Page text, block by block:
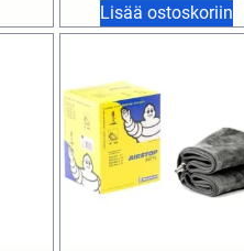
Lisää ostoskoriin